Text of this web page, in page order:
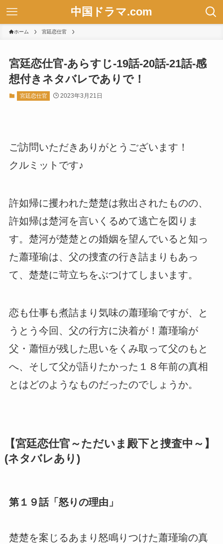
中国ドラマ.com
ホーム 宮廷恋仕官
宮廷恋仕官-あらすじ-19話-20話-21話-感
想付きネタバレでありで！
宮廷恋仕官 2023年3月21日
ご訪問いただきありがとうございます！
クルミットです♪
許如帰に攫われた楚楚は救出されたものの、
許如帰は楚河を言いくるめて逃亡を図りま
す。楚河が楚楚との婚姻を望んでいると知っ
た蕭瑾瑜は、父の捜査の行き詰まりもあっ
て、楚楚に苛立ちをぶつけてしまいます。
恋も仕事も煮詰まり気味の蕭瑾瑜ですが、と
うとう今回、父の行方に決着が！蕭瑾瑜が
父・蕭恒が残した思いをくみ取って父のもと
へ、そして父が語りたかった１８年前の真相
とはどのようなものだったのでしょうか。
【宮廷恋仕官～ただいま殿下と捜査中～】
(ネタバレあり)
第１９話「怒りの理由」
楚楚を案じるあまり怒鳴りつけた蕭瑾瑜の真